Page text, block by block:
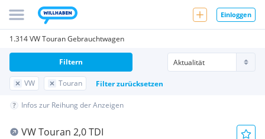
Einloggen
1.314 VW Touran Gebrauchtwagen
VW Touran Filter zurücksetzen
Filtern
Infos zur Reihung der Anzeigen
VW Touran 2,0 TDI